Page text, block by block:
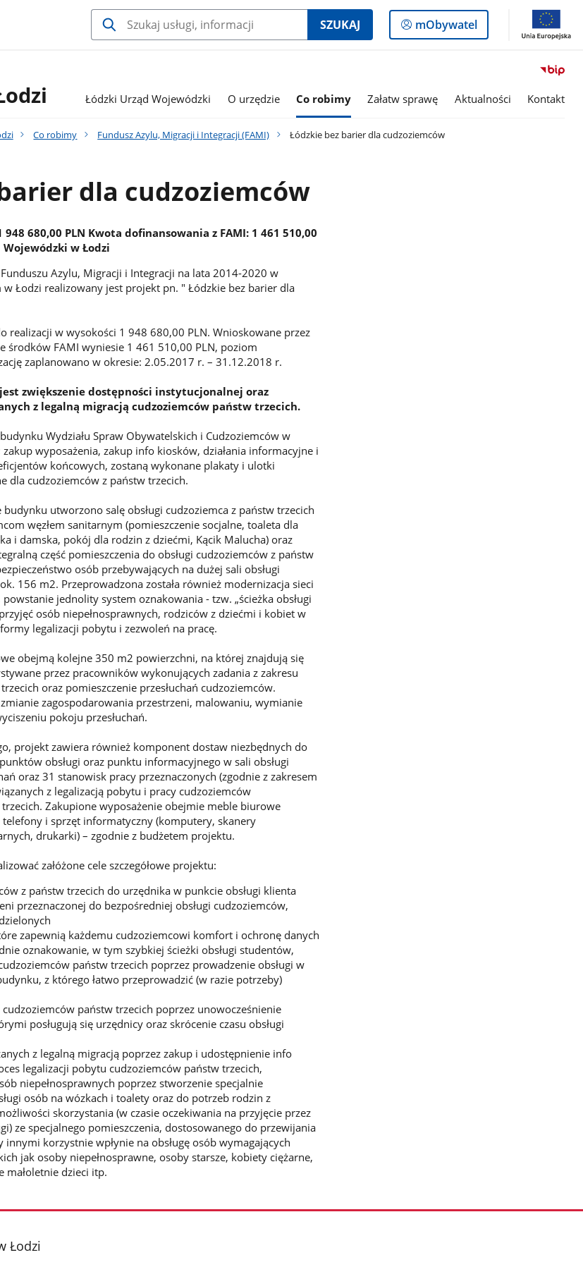
SZUKAJ
Logowanie
do
mObywatel
Łódzki Urząd Wojewódzki O urzędzie Co robimy Załatw sprawę Aktualności Kontakt
Co robimy Fundusz Azylu, Migracji i Integracji (FAMI) Łódzkie bez barier dla cudzoziemców
dla cudzoziemców
680,00 PLN Kwota dofinansowania z FAMI: 1 461 510,00
w Łodzi
Azylu, Migracji i Integracji na lata 2014-2020 w
Łodzi realizowany jest projekt pn. " Łódzkie bez barier dla
realizacji w wysokości 1 948 680,00 PLN. Wnioskowane przez
środków FAMI wyniesie 1 461 510,00 PLN, poziom
zaplanowano w okresie: 2.05.2017 r. – 31.12.2018 r.
zwiększenie dostępności instytucjonalnej oraz
z legalną migracją cudzoziemców państw trzecich.
Wydziału Spraw Obywatelskich i Cudzoziemców w
wyposażenia, zakup info kiosków, działania informacyjne i
końcowych, zostaną wykonane plakaty i ulotki
dla cudzoziemców z państw trzecich.
utworzono salę obsługi cudzoziemca z państw trzecich
węzłem sanitarnym (pomieszczenie socjalne, toaleta dla
i damska, pokój dla rodzin z dziećmi, Kącik Malucha) oraz
część pomieszczenia do obsługi cudzoziemców z państw
osób przebywających na dużej sali obsługi
156 m2. Przeprowadzona została również modernizacja sieci
jednolity system oznakowania - tzw. „ścieżka obsługi
osób niepełnosprawnych, rodziców z dziećmi i kobiet w
legalizacji pobytu i zezwoleń na pracę.
obejmą kolejne 350 m2 powierzchni, na której znajdują się
przez pracowników wykonujących zadania z zakresu
oraz pomieszczenie przesłuchań cudzoziemców.
zagospodarowania przestrzeni, malowaniu, wymianie
pokoju przesłuchań.
projekt zawiera również komponent dostaw niezbędnych do
obsługi oraz punktu informacyjnego w sali obsługi
oraz 31 stanowisk pracy przeznaczonych (zgodnie z zakresem
z legalizacją pobytu i pracy cudzoziemców
Zakupione wyposażenie obejmie meble biurowe
telefony i sprzęt informatyczny (komputery, skanery
drukarki) – zgodnie z budżetem projektu.
załóżone cele szczegółowe projektu:
z państw trzecich do urzędnika w punkcie obsługi klienta
przeznaczonej do bezpośredniej obsługi cudzoziemców,
zapewnią każdemu cudzoziemcowi komfort i ochronę danych
oznakowanie, w tym szybkiej ścieżki obsługi studentów,
państw trzecich poprzez prowadzenie obsługi w
z którego łatwo przeprowadzić (w razie potrzeby)
państw trzecich poprzez unowocześnienie
posługują się urzędnicy oraz skrócenie czasu obsługi
z legalną migracją poprzez zakup i udostępnienie info
legalizacji pobytu cudzoziemców państw trzecich,
niepełnosprawnych poprzez stworzenie specjalnie
osób na wózkach i toalety oraz do potrzeb rodzin z
skorzystania (w czasie oczekiwania na przyjęcie przez
ze specjalnego pomieszczenia, dostosowanego do przewijania
korzystnie wpłynie na obsługę osób wymagających
jak osoby niepełnosprawne, osoby starsze, kobiety ciężarne,
małoletnie dzieci itp.
Łodzi